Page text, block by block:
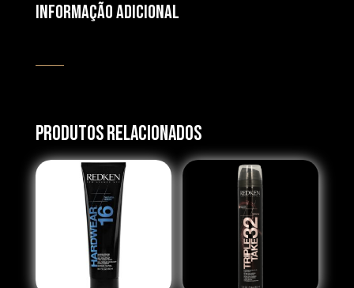
Informação adicional
Produtos Relacionados